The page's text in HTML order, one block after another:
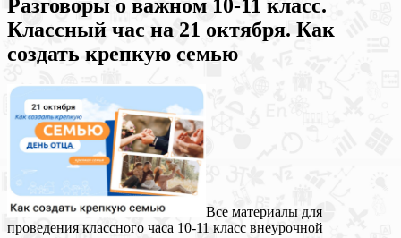
Разговоры о важном 10-11 класс.
Классный час на 21 октября. Как
создать крепкую семью
Все материалы для
проведения классного часа 10-11 класс внеурочной